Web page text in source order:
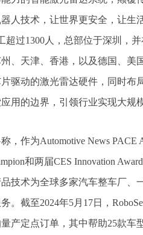
人技术，让世界更安全，让生
超过1300人，总部位于深圳，
、天津、香港，以及德国、美
驱动的激光雷达硬件，同时布
用的边界，引领行业实现大规
，作为Automotive News PACE
和两届CES Innovation
技术为全球多家汽车整车厂、
。截至2024年5月17日，
产定点订单，其中帮助25款车